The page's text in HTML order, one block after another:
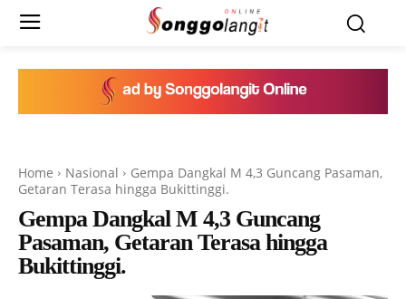
Home Nasional
Gempa Dangkal M 4,3 Guncang Pasaman,
Getaran Terasa hingga Bukittinggi.
Gempa Dangkal M 4,3 Guncang
Pasaman, Getaran Terasa hingga
Bukittinggi.